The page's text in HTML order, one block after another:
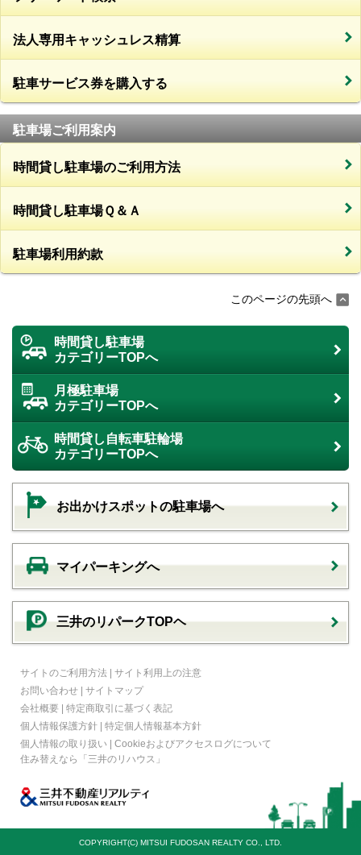
法人専用キャッシュレス精算
駐車サービス券を購入する
駐車場ご利用案内
時間貸し駐車場のご利用方法
時間貸し駐車場Ｑ＆Ａ
駐車場利用約款
このページの先頭へ
時間貸し駐車場
カテゴリーTOPへ
月極駐車場
カテゴリーTOPへ
時間貸し自転車駐輪場
カテゴリーTOPへ
お出かけスポットの駐車場へ
マイパーキングへ
三井のリパークTOPヘ
サイトのご利用方法 | サイト利用上の注意
お問い合わせ | サイトマップ
会社概要 | 特定商取引に基づく表記
個人情報保護方針 | 特定個人情報基本方針
個人情報の取り扱い | Cookieおよびアクセスログについて
住み替えなら
「三井のリハウス」
COPYRIGHT(C) MITSUI FUDOSAN REALTY CO., LTD.